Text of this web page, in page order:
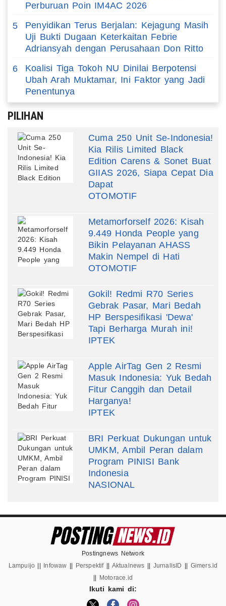
Perburuan Poin IM4AC 2026
5
Penyidikan Terus Berjalan: Kejagung Masih
Uji Bukti Dugaan Keterkaitan Febrie
Adriansyah dengan Perusahaan Don Ritto
6
Koalisi Tiga Tokoh NU Dinilai Berpotensi
Ubah Arah Muktamar, Ini Faktor yang Jadi
Penentunya
PILIHAN
Cuma 250 Unit Se-Indonesia!
Kia Rilis Limited Black
Edition Carens & Sonet Buat
GIIAS 2026, Siapa Cepat Dia
Dapat
OTOMOTIF
Metamorforself 2026: Kisah
9.449 Honda People yang
Bikin Pelayanan AHASS
Makin Nempel di Hati
OTOMOTIF
Gokil! Redmi R70 Series
Gebrak Pasar, Mari Bedah
HP Berspesifikasi 'Dewa'
Tapi Berharga Murah ini!
IPTEK
Apple AirTag Gen 2 Resmi
Masuk Indonesia: Yuk Bedah
Fitur Canggih dan Detail
Harganya!
IPTEK
BRI Perkuat Dukungan untuk
UMKM, Ambil Peran dalam
Program PINISI Bank
Indonesia
NASIONAL
Postingnews Network
Lampuijo || Infowaw || Perspektif|| Aktualnews || JurnalisID || Gimers.id
|| Motorace.id
Ikuti kami di: